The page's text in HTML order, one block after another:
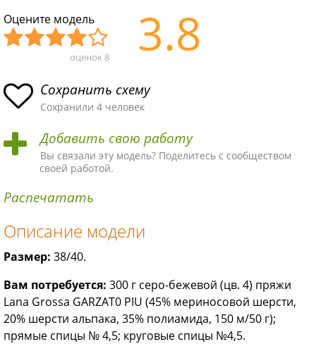
Оцените модель
асн
ая
ма
пло
хая
ма
ыч
ная
ма
Хор
ая
ма
Отл
ая
ма!
оценок 8 3.8
Сохранить схему
Сохранили 4 человек
Добавить свою работу
Вы связали эту модель? Поделитесь с сообществом
своей работой.
Распечатать
Описание модели
Размер: 38/40.
Вам потребуется: 300 г серо-бежевой (цв. 4) пряжи
Lana Grossa GARZAT0 PIU (45% мериносовой шерсти,
20% шерсти альпака, 35% полиамида, 150 м/50 г);
прямые спицы № 4,5; круговые спицы №4,5.